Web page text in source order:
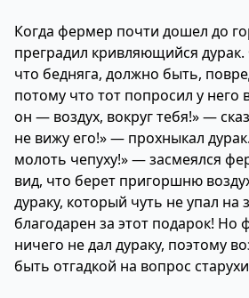
Когда фермер почти дошел до
преградил кривляющийся
что бедняга, должно быть,
потому что тот попросил у него
он — воздух, вокруг тебя!» —
не вижу его!» — прохныкал
молоть чепуху!» — засмеялся
вид, что берет пригоршню
дураку, который чуть не упал на
благодарен за этот подарок! Но
ничего не дал дураку, поэтому
быть отгадкой на вопрос